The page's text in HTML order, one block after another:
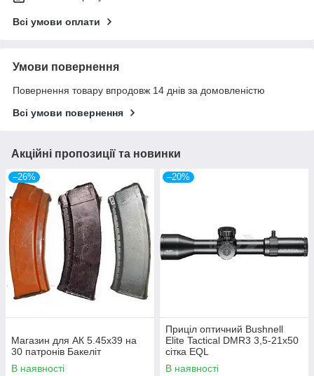
Всі умови оплати
Умови повернення
Повернення товару впродовж 14 днів за домовленістю
Всі умови повернення
Акційні пропозиції та новинки
–26%
Магазин для АК 5.45х39 на
30 патронів Бакеліт
В наявності
–20%
Приціл оптичний Bushnell
Elite Tactical DMR3 3,5-21x50
сітка EQL
В наявності